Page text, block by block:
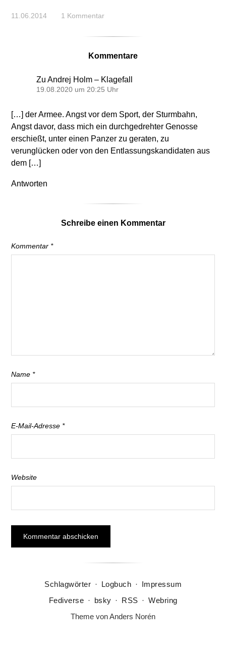
11.06.2014 1 Kommentar
Kommentare
Zu Andrej Holm – Klagefall
19.08.2020 um 20:25 Uhr
[…] der Armee. Angst vor dem Sport, der Sturmbahn,
Angst davor, dass mich ein durchgedrehter Genosse
erschießt, unter einen Panzer zu geraten, zu
verunglücken oder von den Entlassungskandidaten aus
dem […]
Antworten
Schreibe einen Kommentar
Kommentar *
Name *
E-Mail-Adresse *
Website
Schlagwörter · Logbuch · Impressum
Fediverse · bsky · RSS · Webring
Theme vonAnders Norén